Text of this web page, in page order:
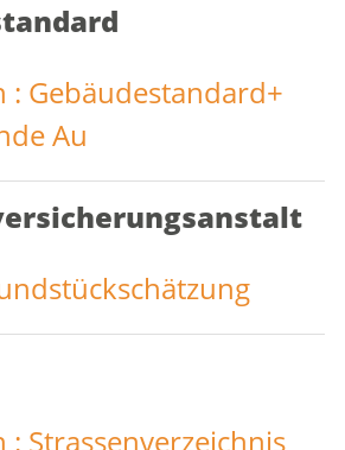
: Gebäudestandard+
Au
Strassenverzeichnis